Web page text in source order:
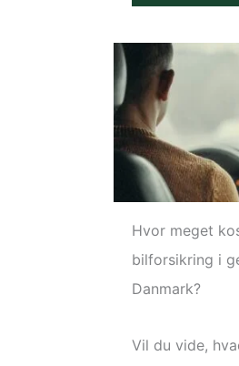
Hvor meget
bilforsikring i
Danmark?
Vil du vide,